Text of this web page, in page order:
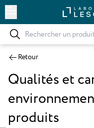
Retour
Qualités et
produits